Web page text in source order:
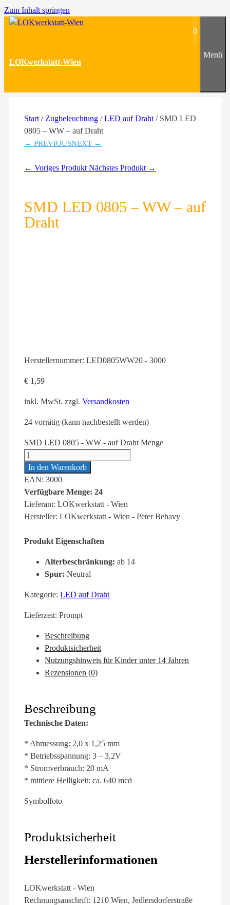
Zum Inhalt springen
LOKwerkstatt-Wien
0
Menü
Start / Zugbeleuchtung /LED auf Draht / SMD LED
0805 – WW – auf Draht
← PREVIOUSNEXT →
← Voriges Produkt Nächstes Produkt →
SMD LED 0805 – WW – auf
Draht
Herstellernummer: LED0805WW20 - 3000
€ 1,59
inkl. MwSt. zzgl. Versandkosten
24 vorrätig (kann nachbestellt werden)
SMD LED 0805 - WW - auf Draht Menge
In den Warenkorb
EAN: 3000
Verfügbare Menge: 24
Lieferant: LOKwerkstatt - Wien
Hersteller: LOKwerkstatt - Wien - Peter Behavy
Produkt Eigenschaften
Alterbeschränkung: ab 14
Spur: Neutral
Kategorie: LED auf Draht
Lieferzeit: Prompt
Beschreibung
Produktsicherheit
Nutzungshinweis für Kinder unter 14 Jahren
Rezensionen (0)
Beschreibung
Technische Daten:
* Abmessung: 2,0 x 1,25 mm
* Betriebsspannung: 3 – 3,2V
* Stromverbrauch: 20 mA
* mittlere Helligkeit: ca. 640 mcd
Symbolfoto
Produktsicherheit
Herstellerinformationen
LOKwerkstatt - Wien
Rechnungsanschrift: 1210 Wien, Jedlersdorferstraße